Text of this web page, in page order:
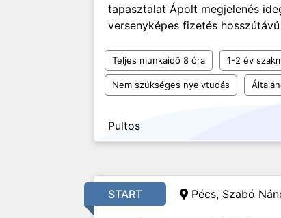
tapasztalat Ápolt megjelenés
versenyképes fizetés
Teljes munkaidő 8 óra 1-2 év
Nem szükséges nyelvtudás
Pultos
START Pécs, Szabó